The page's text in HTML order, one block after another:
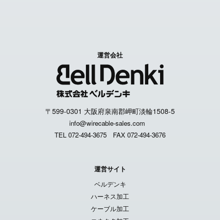
運営会社
〒599-0301 大阪府泉南郡岬町淡輪1508-5
info@wirecable-sales.com
TEL 072-494-3675 FAX 072-494-3676
運営サイト
ベルデンキ
ハーネス加工
ケーブル加工